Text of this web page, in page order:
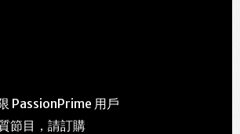
PassionPrime 用戶
節目，請訂購